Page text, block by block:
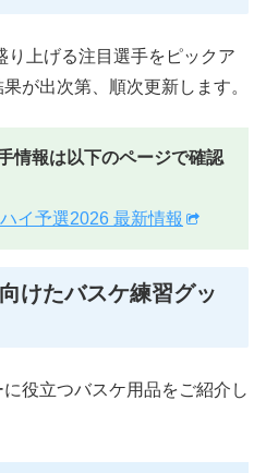
り上げる注目選手をピックア
が出次第、順次更新します。
情報は以下のページで確認
イ予選2026 最新情報
けたバスケ練習グッ
役立つバスケ用品をご紹介し